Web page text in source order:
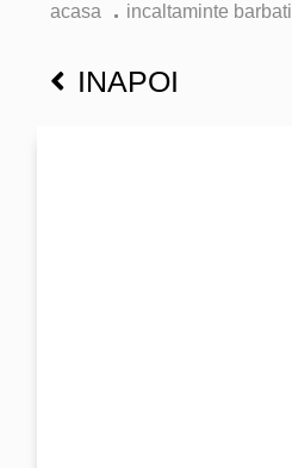
acasa incaltaminte barbati
INAPOI